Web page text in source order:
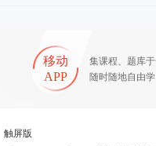
移动
APP
集课程、题库
随时随地自由学
触屏版